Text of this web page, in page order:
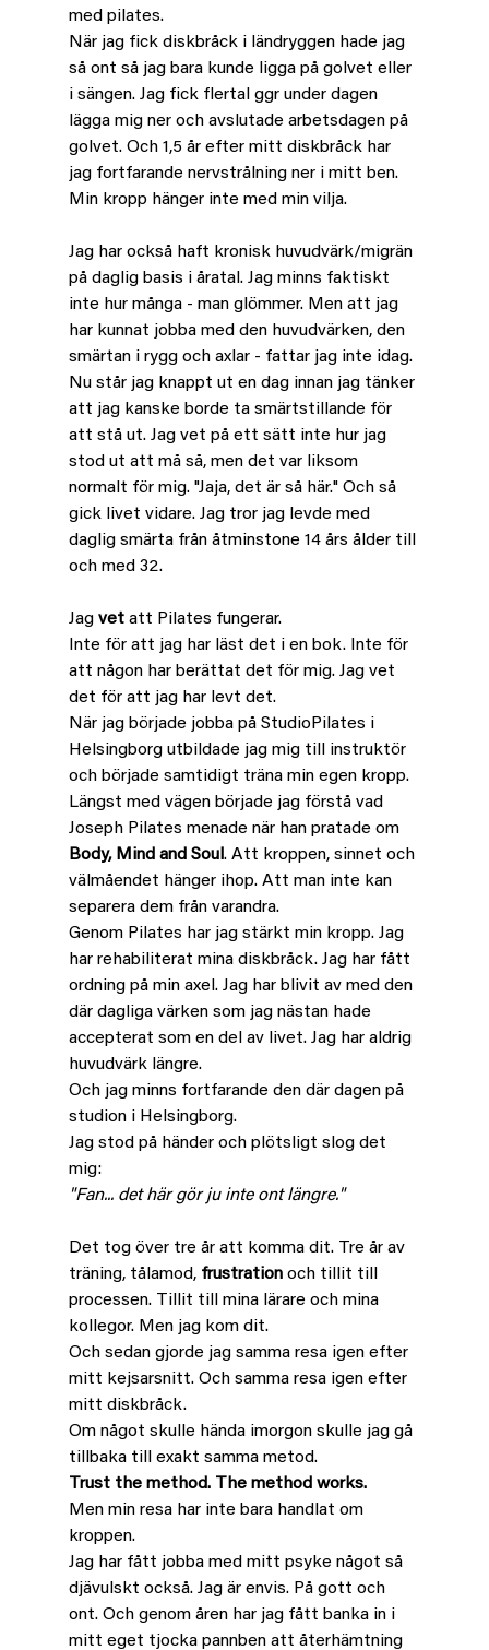
med pilates.
När jag fick diskbråck i ländryggen hade jag
så ont så jag bara kunde ligga på golvet eller
i sängen. Jag fick flertal ggr under dagen
lägga mig ner och avslutade arbetsdagen på
golvet. Och 1,5 år efter mitt diskbråck har
jag fortfarande nervstrålning ner i mitt ben.
Min kropp hänger inte med min vilja.
Jag har också haft kronisk huvudvärk/migrän
på daglig basis i åratal. Jag minns faktiskt
inte hur många - man glömmer. Men att jag
har kunnat jobba med den huvudvärken, den
smärtan i rygg och axlar - fattar jag inte idag.
Nu står jag knappt ut en dag innan jag tänker
att jag kanske borde ta smärtstillande för
att stå ut. Jag vet på ett sätt inte hur jag
stod ut att må så, men det var liksom
normalt för mig. "Jaja, det är så här." Och så
gick livet vidare. Jag tror jag levde med
daglig smärta från åtminstone 14 års ålder till
och med 32.
Jag vet att Pilates fungerar.
Inte för att jag har läst det i en bok. Inte för
att någon har berättat det för mig. Jag vet
det för att jag har levt det.
När jag började jobba på StudioPilates i
Helsingborg utbildade jag mig till instruktör
och började samtidigt träna min egen kropp.
Längst med vägen började jag förstå vad
Joseph Pilates menade när han pratade om
Body, Mind and Soul . Att kroppen, sinnet och
välmåendet hänger ihop. Att man inte kan
separera dem från varandra.
Genom Pilates har jag stärkt min kropp. Jag
har rehabiliterat mina diskbråck. Jag har fått
ordning på min axel. Jag har blivit av med den
där dagliga värken som jag nästan hade
accepterat som en del av livet. Jag har aldrig
huvudvärk längre.
Och jag minns fortfarande den där dagen på
studion i Helsingborg.
Jag stod på händer och plötsligt slog det
mig:
"Fan... det här gör ju inte ont längre."
Det tog över tre år att komma dit. Tre år av
träning, tålamod, frustration och tillit till
processen. Tillit till mina lärare och mina
kollegor. Men jag kom dit.
Och sedan gjorde jag samma resa igen efter
mitt kejsarsnitt. Och samma resa igen efter
mitt diskbråck.
Om något skulle hända imorgon skulle jag gå
tillbaka till exakt samma metod.
Trust the method. The method works.
Men min resa har inte bara handlat om
kroppen.
Jag har fått jobba med mitt psyke något så
djävulskt också. Jag är envis. På gott och
ont. Och genom åren har jag fått banka in i
mitt eget tjocka pannben att återhämtning